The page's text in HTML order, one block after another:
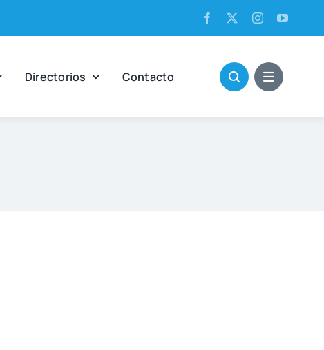
Direc­to­rios Con­tac­to